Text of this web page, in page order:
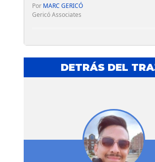
Por MARC GERICÓ
Gericó Associates
DETRÁS DEL